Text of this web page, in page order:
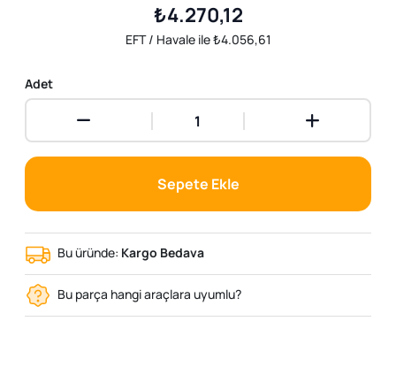
₺4.270,12
EFT / Havale ile ₺4.056,61
Adet
Sepete Ekle
Bu üründe: Kargo Bedava
Bu parça hangi araçlara uyumlu?